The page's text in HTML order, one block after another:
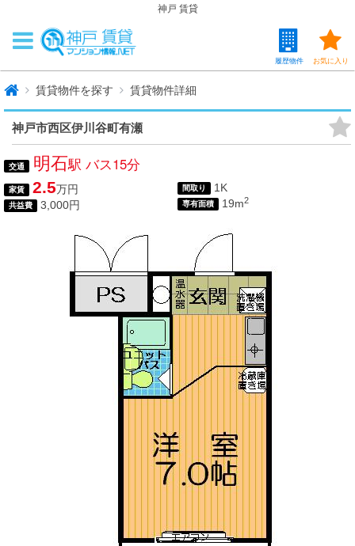
神戸 賃貸
お気に入り
履歴物件
賃貸物件を探す 賃貸物件詳細
神戸市西区伊川谷町有瀬
交通 明石駅 バス15分
家賃 2.5万円
共益費 3,000円
間取り 1K
専有面積 19m2